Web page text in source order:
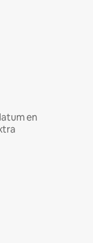
en